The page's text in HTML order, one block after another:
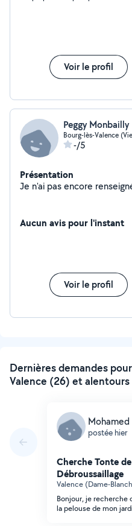
Voir le profil
Peggy Monbailly
Bourg-lès-Valence
-/5
Présentation
Aucun avis pour l'instant
Voir le profil
Dernières demandes
Valence (26) et alentours
Mohamed
postée hier
Cherche Tonte
Débroussaillage
Valence (Dame-
Bonjour, je recherche
la pelouse de mon